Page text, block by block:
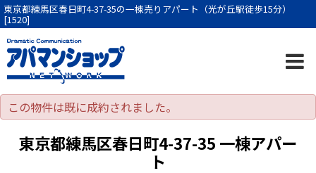
東京都練馬区春日町4-37-35の一棟売りアパート（光が丘駅徒歩15分）
[1520]
この物件は既に成約されました。
東京都練馬区春日町4-37-35 一棟アパー
ト